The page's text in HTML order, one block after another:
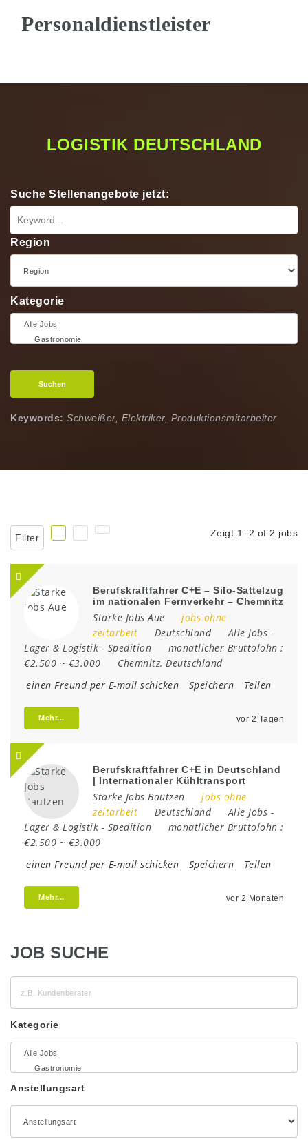
LOGISTIK DEUTSCHLAND
Suche Stellenangebote jetzt:
Region
Kategorie
Suchen
Keywords: Schweißer, Elektriker, Produktionsmitarbeiter
Filter Zeigt 1–2 of 2 jobs
Berufskraftfahrer C+E – Silo-Sattelzug
im nationalen Fernverkehr – Chemnitz
Starke Jobs Aue
jobs ohne
zeitarbeit
Deutschland Alle Jobs -
Lager & Logistik - Spedition
monatlicher Bruttolohn :
€2.500 ~ €3.000
Chemnitz, Deutschland
einen Freund per E-mail schicken
Speichern Teilen
Mehr... vor 2 Tagen
Berufskraftfahrer C+E in Deutschland
| Internationaler Kühltransport
Starke Jobs Bautzen
jobs ohne
zeitarbeit
Deutschland Alle Jobs -
Lager & Logistik - Spedition
monatlicher Bruttolohn :
€2.500 ~ €3.000
einen Freund per E-mail schicken
Speichern Teilen
Mehr... vor 2 Monaten
JOB SUCHE
z.B.
Kundenberater
Kategorie
Anstellungsart